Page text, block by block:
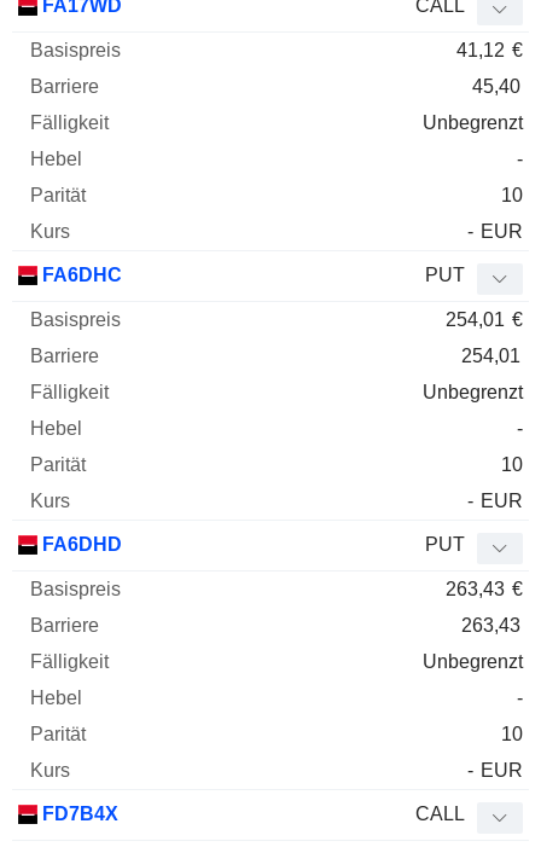
FA17WD CALL
41,12 €
45,40
Unbegrenzt
-
10
- EUR
FA6DHC PUT
254,01 €
254,01
Unbegrenzt
-
10
- EUR
FA6DHD PUT
263,43 €
263,43
Unbegrenzt
-
10
- EUR
FD7B4X CALL